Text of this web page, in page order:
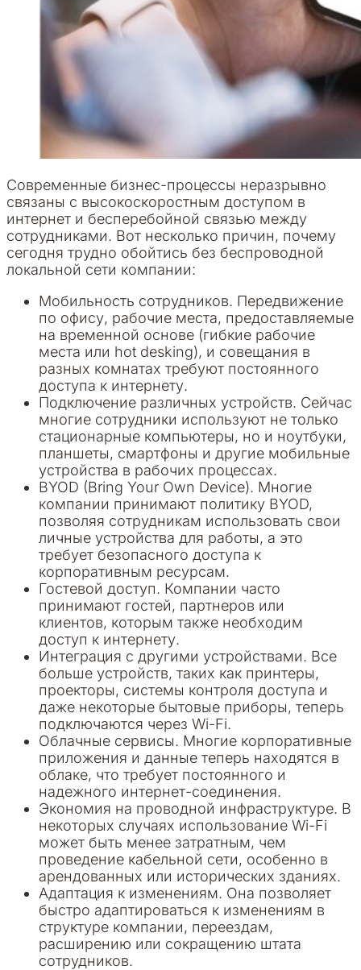
Современные бизнес-процессы неразрывно
связаны с высокоскоростным доступом в
интернет и бесперебойной связью между
сотрудниками. Вот несколько причин, почему
сегодня трудно обойтись без беспроводной
локальной сети компании:
Мобильность сотрудников. Передвижение
по офису, рабочие места, предоставляемые
на временной основе (гибкие рабочие
места или hot desking), и совещания в
разных комнатах требуют постоянного
доступа к интернету.
Подключение различных устройств. Сейчас
многие сотрудники используют не только
стационарные компьютеры, но и ноутбуки,
планшеты, смартфоны и другие мобильные
устройства в рабочих процессах.
BYOD (Bring Your Own Device). Многие
компании принимают политику BYOD,
позволяя сотрудникам использовать свои
личные устройства для работы, а это
требует безопасного доступа к
корпоративным ресурсам.
Гостевой доступ. Компании часто
принимают гостей, партнеров или
клиентов, которым также необходим
доступ к интернету.
Интеграция с другими устройствами. Все
больше устройств, таких как принтеры,
проекторы, системы контроля доступа и
даже некоторые бытовые приборы, теперь
подключаются через Wi-Fi.
Облачные сервисы. Многие корпоративные
приложения и данные теперь находятся в
облаке, что требует постоянного и
надежного интернет-соединения.
Экономия на проводной инфраструктуре. В
некоторых случаях использование Wi-Fi
может быть менее затратным, чем
проведение кабельной сети, особенно в
арендованных или исторических зданиях.
Адаптация к изменениям. Она позволяет
быстро адаптироваться к изменениям в
структуре компании, переездам,
расширению или сокращению штата
сотрудников.